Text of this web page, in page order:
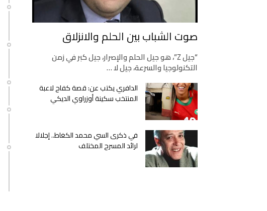
صوت الشباب بين الحلم والانزلاق
“جيل Z”، هو جيل الحلم والإصرار، جيل كبر في زمن
التكنولوجيا والسرعة، جيل لا …
الدافري يكتب عن: قصة كفاح لاعبة
المنتخب سكينة أوزراوي الديكي
في ذكرى السي محمد الكغاط.. إجلالا
لرائد المسرح المختلف